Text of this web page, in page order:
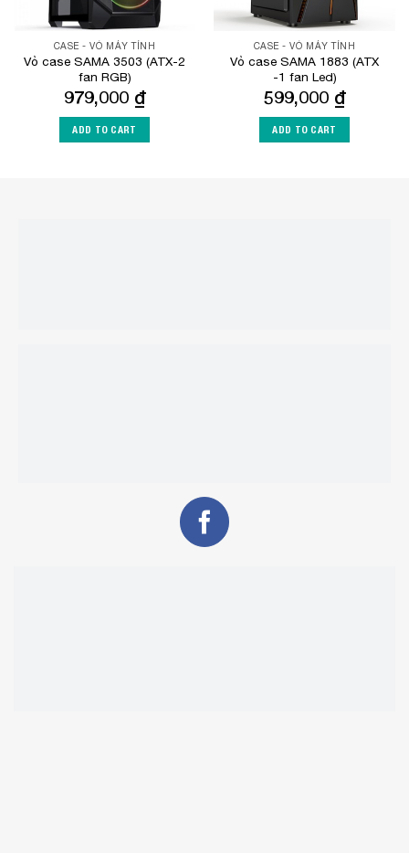
CASE - VỎ MÁY TÍNH
Vỏ case SAMA 3503 (ATX-2
fan RGB)
979,000 ₫
ADD TO CART
CASE - VỎ MÁY TÍNH
Vỏ case SAMA 1883 (ATX
-1 fan Led)
599,000 ₫
ADD TO CART